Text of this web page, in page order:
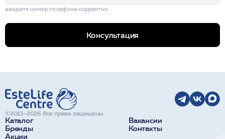
введите номер телефона корректно
Консультация
Каталог
Бренды
Акции
Вакансии
Контакты
©2013–2026 Все права защищены.